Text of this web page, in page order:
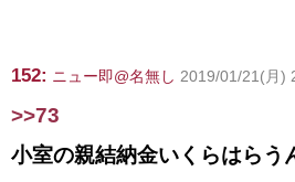
152: ニュー即@名無し 2019/01/21(月)
>>73
小室の親結納金いくらはらう